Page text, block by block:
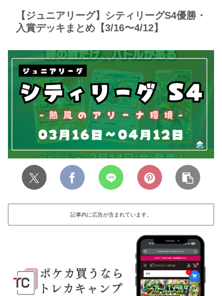
【ジュニアリーグ】シティリーグS4優勝・
入賞デッキまとめ【3/16〜4/12】
記事内に広告が含まれています。